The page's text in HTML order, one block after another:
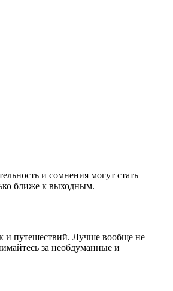
и сомнения могут стать
ближе к выходным.
и путешествий. Лучше вообще не
за необдуманные и